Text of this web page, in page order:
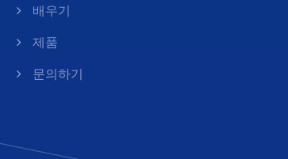
배우기
제품
문의하기